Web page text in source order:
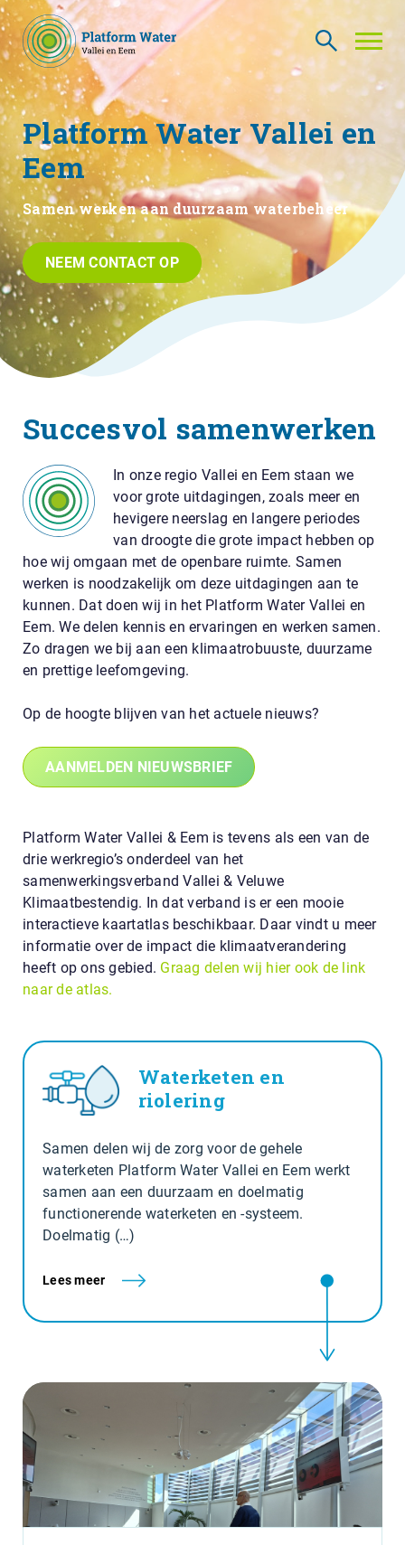
THEMA’S
NIEUWS
WIE ZIJN WIJ
CONTACT
PLATFORMLEDEN
PLATFORM ACADEMIE
VACATURES
INLOGGEN
Platform Water Vallei en
Eem
Samen werken aan duurzaam waterbeheer
NEEM CONTACT OP
Succesvol samenwerken
In onze regio Vallei en Eem staan we
voor grote uitdagingen, zoals meer en
hevigere neerslag en langere periodes
van droogte die grote impact hebben op
hoe wij omgaan met de openbare ruimte. Samen
werken is noodzakelijk om deze uitdagingen aan te
kunnen. Dat doen wij in het Platform Water Vallei en
Eem. We delen kennis en ervaringen en werken samen.
Zo dragen we bij aan een klimaatrobuuste, duurzame
en prettige leefomgeving.
Op de hoogte blijven van het actuele nieuws?
AANMELDEN NIEUWSBRIEF
Platform Water Vallei & Eem is tevens als een van de
drie werkregio’s onderdeel van het
samenwerkingsverband Vallei & Veluwe
Klimaatbestendig. In dat verband is er een mooie
interactieve kaartatlas beschikbaar. Daar vindt u meer
informatie over de impact die klimaatverandering
heeft op ons gebied. Graag delen wij hier ook de link
naar de atlas.
Waterketen en
riolering
Samen delen wij de zorg voor de gehele
waterketen Platform Water Vallei en Eem werkt
samen aan een duurzaam en doelmatig
functionerende waterketen en -systeem.
Doelmatig (…)
Lees meer